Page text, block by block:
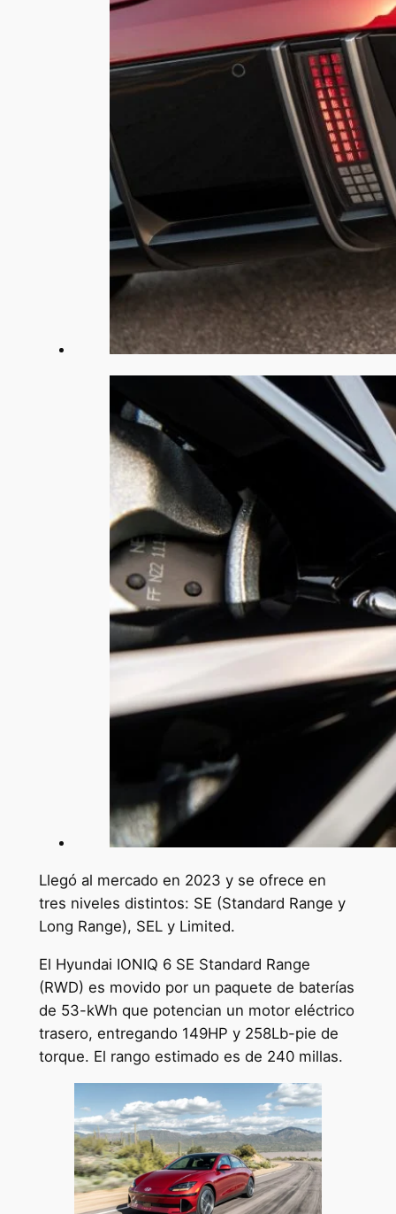
Llegó al mercado en 2023 y se ofrece en
tres niveles distintos: SE (Standard Range y
Long Range), SEL y Limited.
El Hyundai IONIQ 6 SE Standard Range
(RWD) es movido por un paquete de baterías
de 53-kWh que potencian un motor eléctrico
trasero, entregando 149HP y 258Lb-pie de
torque. El rango estimado es de 240 millas.